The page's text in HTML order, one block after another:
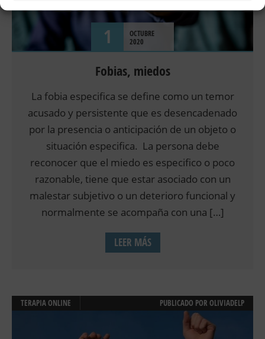
1
OCTUBRE
2020
Fobias, miedos
La fobia especifica se define como un temor
acusado y persistente que es desencadenado
por la presencia o anticipación de un objeto o
situación especifica. La persona debe
reconocer que el miedo es especifico o poco
razonable, tiene que estar asociado con un
malestar subjetivo o un deterioro funcional y
normalmente se acompaña con una […]
LEER MÁS
TERAPIA ONLINE PUBLICADO POR OLIVIADELP